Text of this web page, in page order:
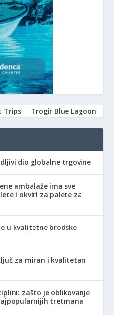
Trips Trogir Blue Lagoon
dio globalne trgovine
ambalaže ima sve
i okviri za palete za
u kvalitetne brodske
za miran i kvalitetan
zašto je oblikovanje
tretmana